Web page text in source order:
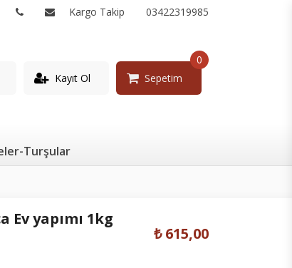
Kargo Takip 03422319985
Kayıt Ol Sepetim
0
Turşular
Ev yapımı 1kg
₺ 615,00